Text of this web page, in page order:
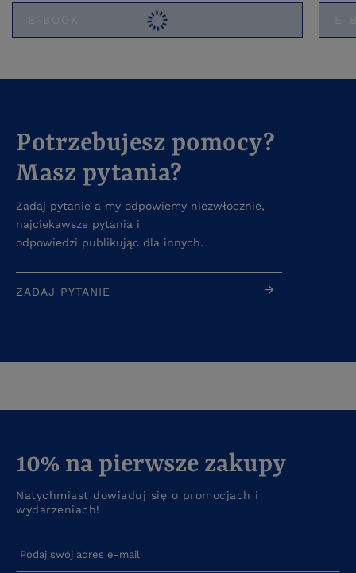
E-BOOK E-
Potrzebujesz pomocy?
Masz pytania?
Zadaj pytanie a my odpowiemy niezwłocznie,
najciekawsze pytania i
odpowiedzi publikując dla innych.
ZADAJ PYTANIE
10% na pierwsze zakupy
Natychmiast dowiaduj się o promocjach i
wydarzeniach!
Podaj swój adres e-mail